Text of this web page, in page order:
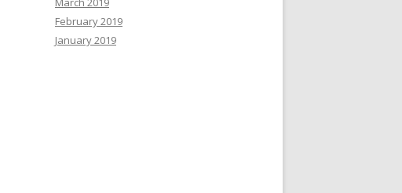
February 2019
January 2019